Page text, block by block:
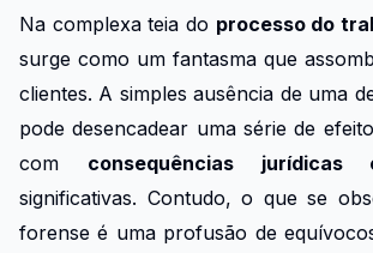
Na complexa teia do processo do
surge como um fantasma que
clientes. A simples ausência de uma
pode desencadear uma série de
com consequências jurídicas
significativas. Contudo, o que se
forense é uma profusão de